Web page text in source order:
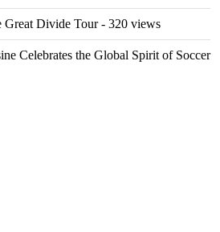
Great Divide Tour- 320 views
Celebrates the Global Spirit of Soccer